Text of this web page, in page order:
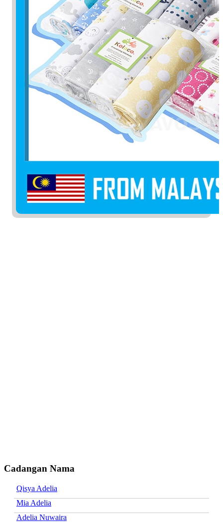
Cadangan Nama
Qisya Adelia
Mia Adelia
Adelia Nuwaira